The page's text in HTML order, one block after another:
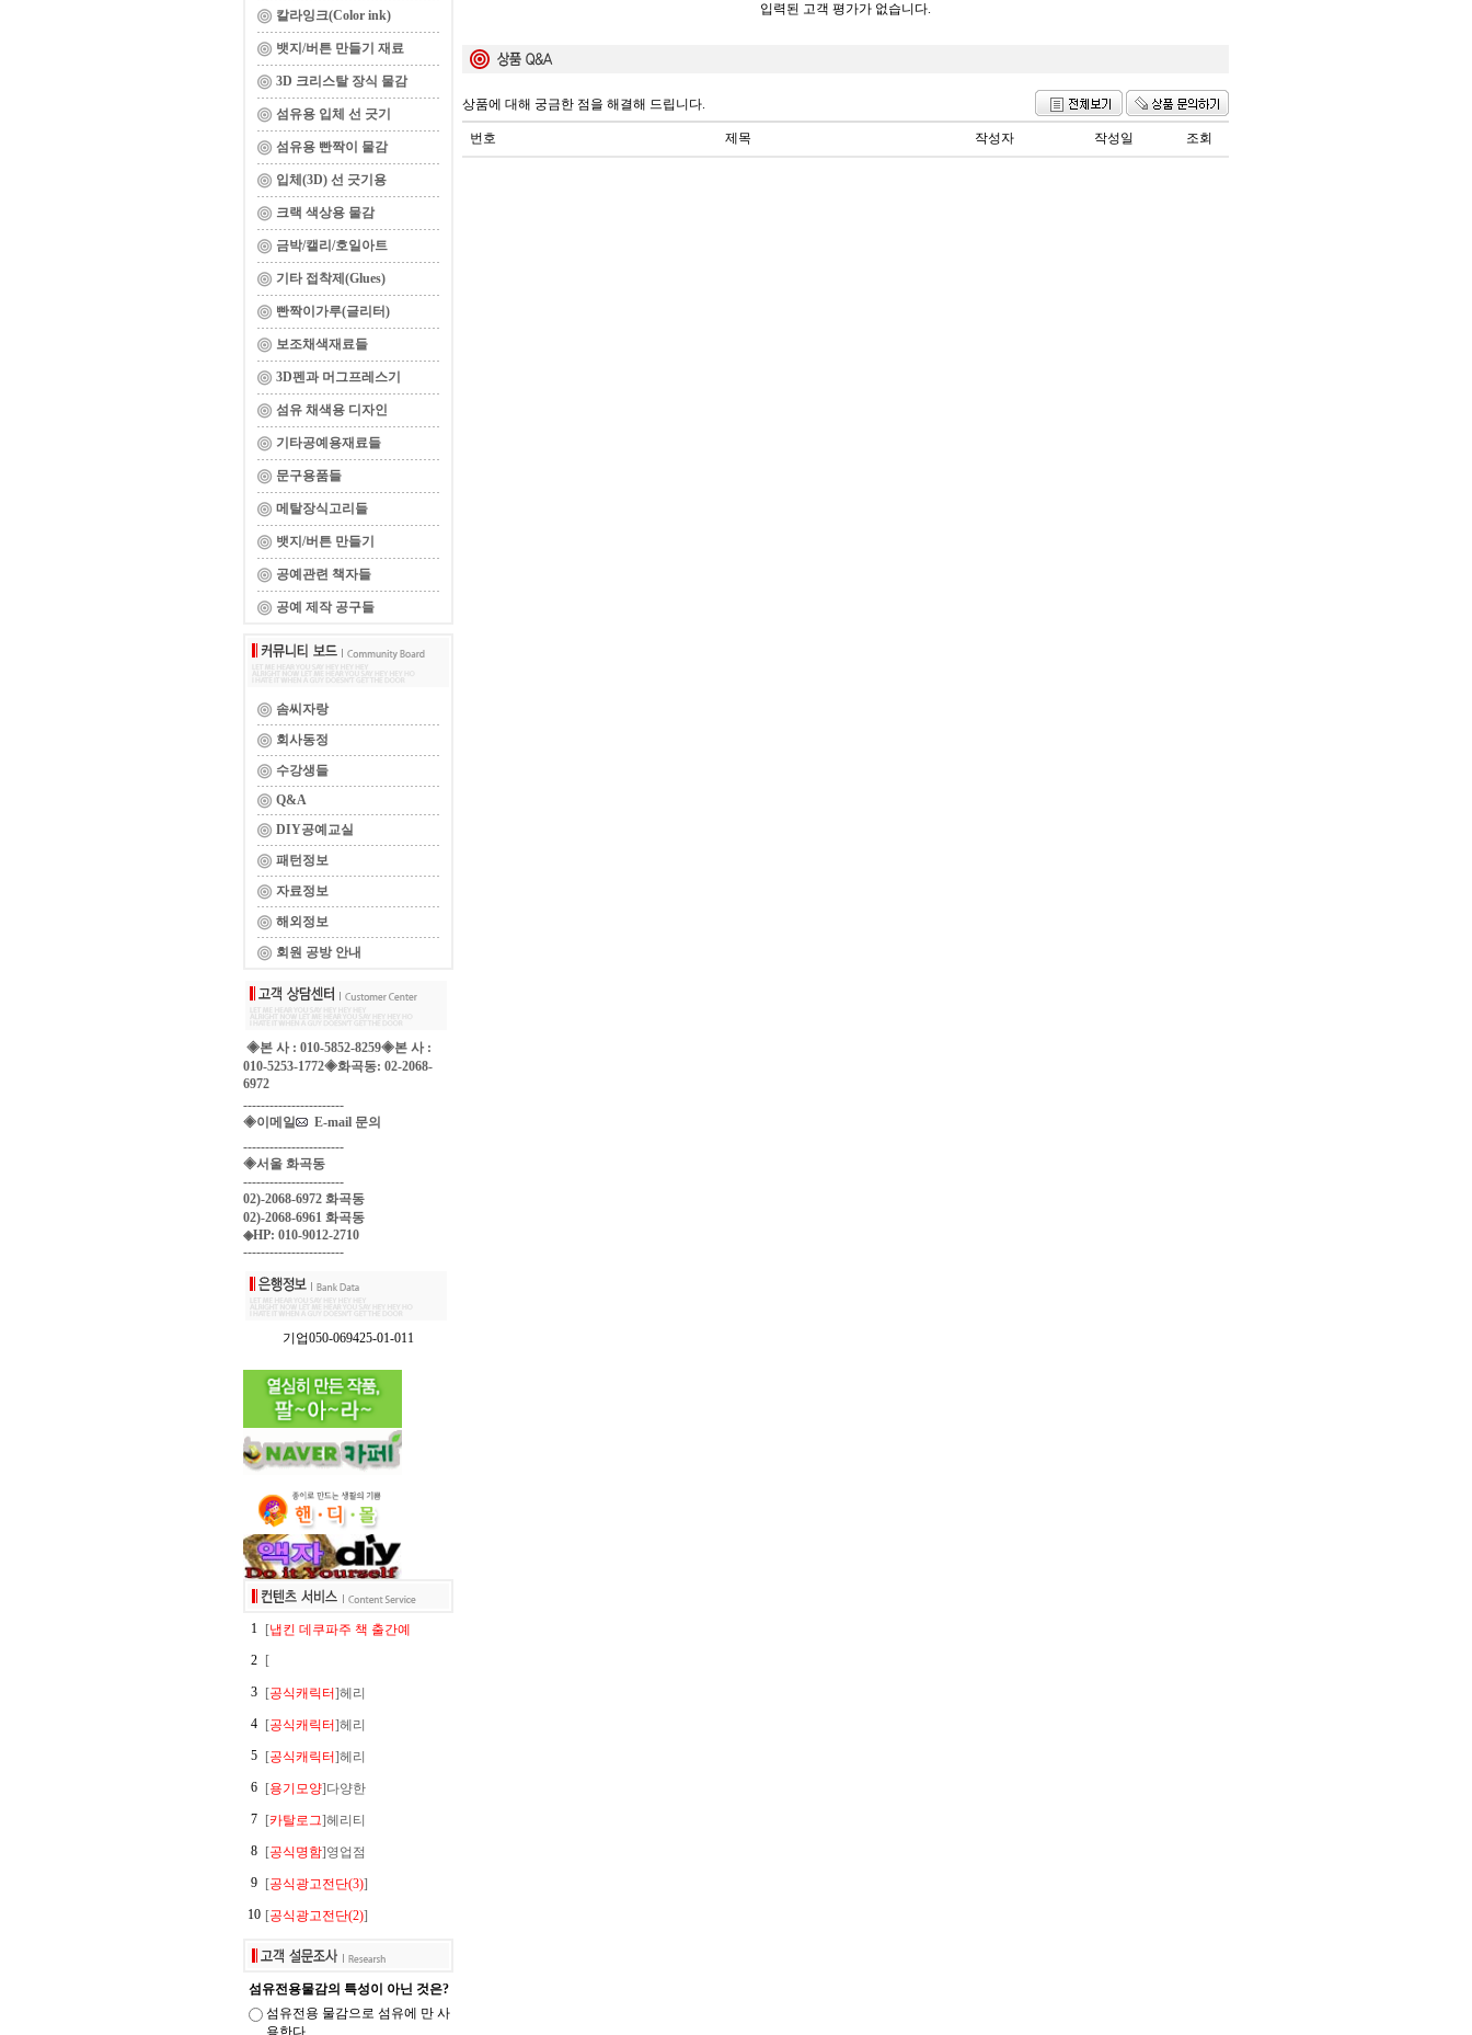
칼라잉크(Color ink)
뱃지/버튼 만들기 재료
3D 크리스탈 장식 물감
섬유용 입체 선 긋기
섬유용 빤짝이 물감
입체(3D) 선 긋기용
크랙 색상용 물감
금박/캘리/호일아트
기타 접착제(Glues)
빤짝이가루(글리터)
보조채색재료들
3D펜과 머그프레스기
섬유 채색용 디자인
기타공예용재료들
문구용품들
메탈장식고리들
뱃지/버튼 만들기
공예관련 책자들
공예 제작 공구들
솜씨자랑
회사동정
수강생들
Q&A
DIY공예교실
패턴정보
자료정보
해외정보
회원 공방 안내
◈본 사 : 010-5852-8259◈본 사 :
010-5253-1772◈화곡동: 02-2068-
6972
-----------------------
◈이메일
E-mail 문의
-----------------------
◈서울 화곡동
-----------------------
02)-2068-6972 화곡동
02)-2068-6961 화곡동
◈HP: 010-9012-2710
-----------------------
기업050-069425-01-011
1 [냅킨 데쿠파주 책 출간예
2
[
3 [공식캐릭터]헤리
4
[공식캐릭터]헤리
5
[공식캐릭터]헤리
6
[용기모양]다양한
7
[카탈로그]헤리티
8
[공식명함]영업점
9
[공식광고전단(3)]
10 [공식광고전단(2)]
섬유전용물감의 특성이 아닌 것은?
섬유전용 물감으로 섬유에 만 사
용한다.
입력된 고객 평가가 없습니다.
상품에 대해 궁금한 점을 해결해 드립니다.
번호 제목 작성자 작성일 조회